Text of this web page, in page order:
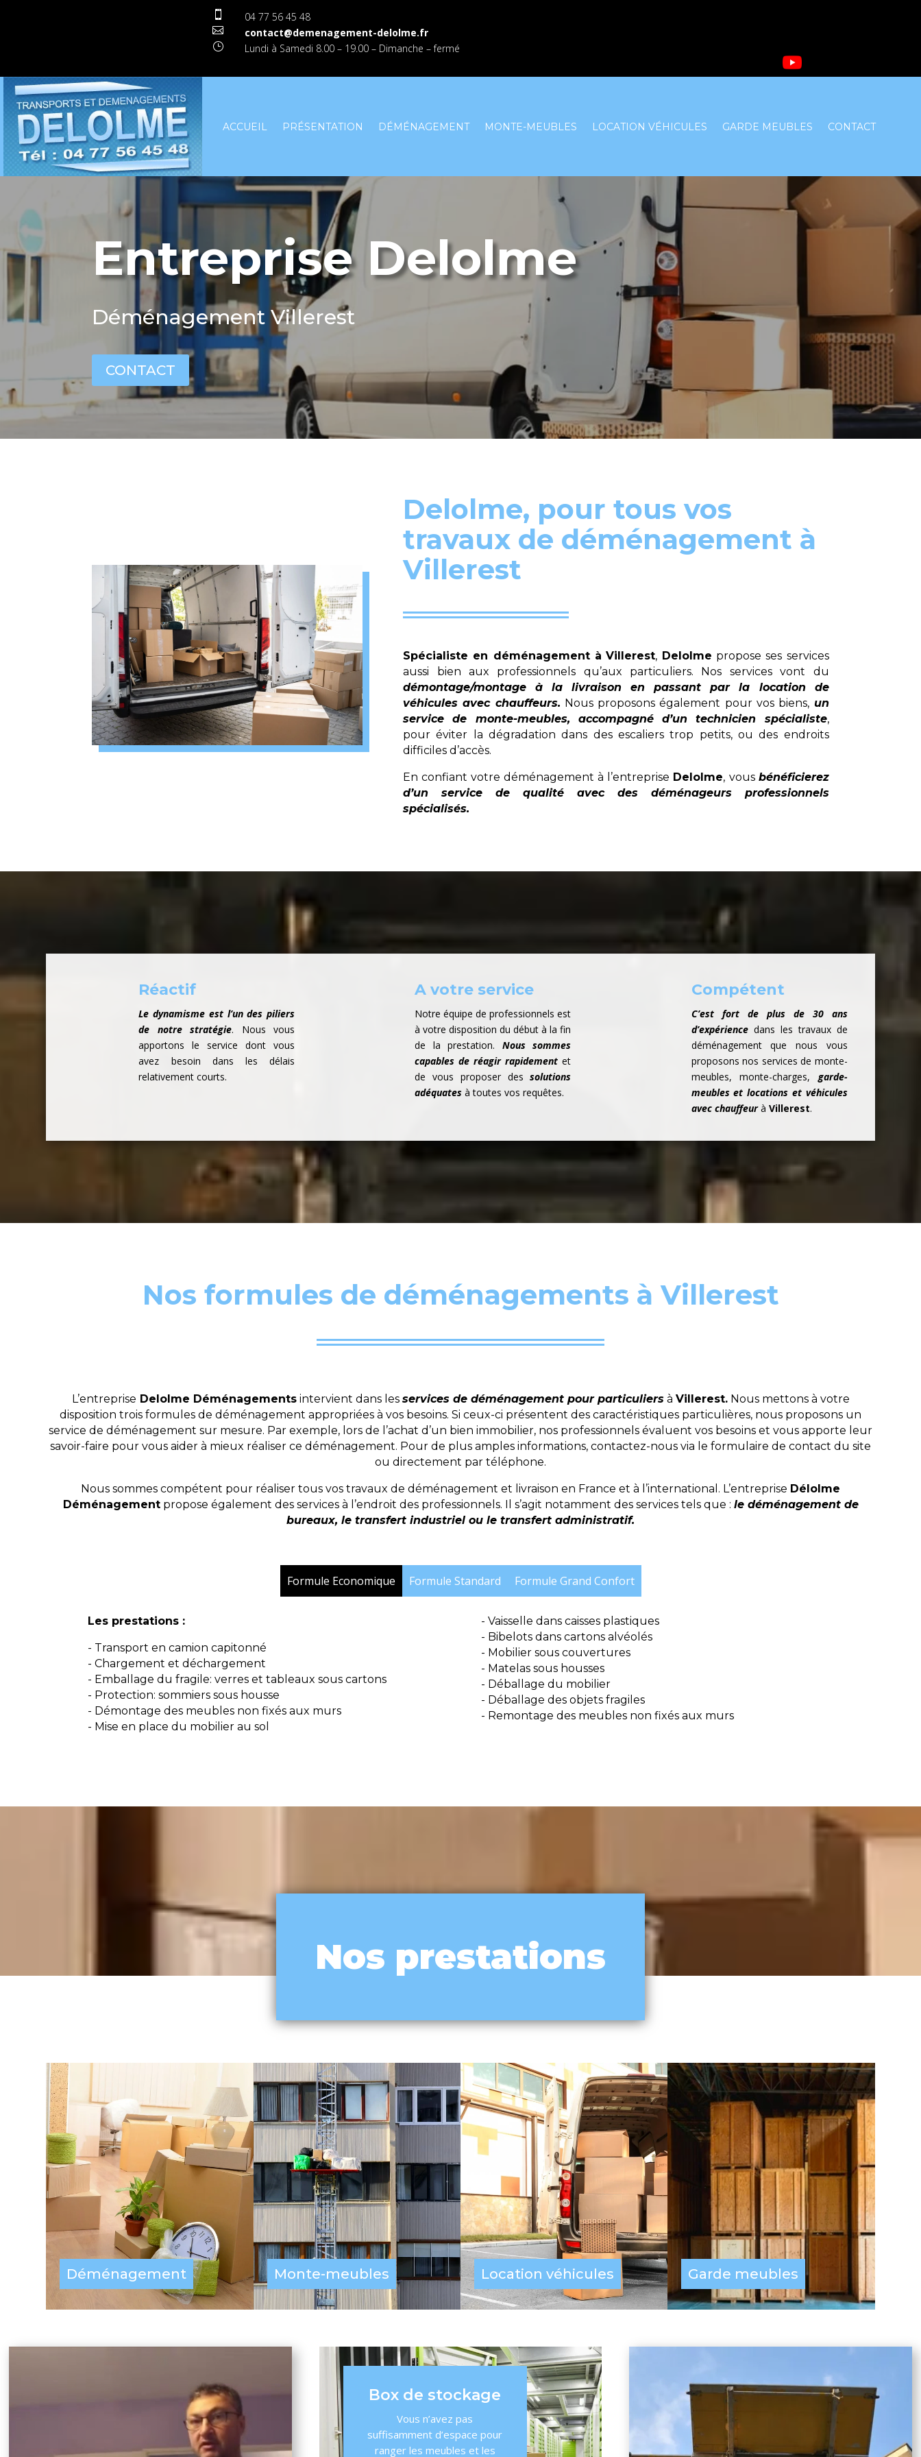
 04 77 56 45 48
 contact@demenagement-delolme.fr
} Lundi à Samedi 8.00 – 19.00 – Dimanche – fermé
ACCUEIL PRÉSENTATION DÉMÉNAGEMENT MONTE-MEUBLES LOCATION VÉHICULES GARDE MEUBLES CONTACT
Entreprise Delolme
Déménagement Villerest
CONTACT
Delolme, pour tous vos
travaux de déménagement à
Villerest
Spécialiste en déménagement à Villerest, Delolme propose ses services
aussi bien aux professionnels qu’aux particuliers. Nos services vont du
démontage/montage à la livraison en passant par la location de
véhicules avec chauffeurs. Nous proposons également pour vos biens, un
service de monte-meubles, accompagné d’un technicien spécialiste,
pour éviter la dégradation dans des escaliers trop petits, ou des endroits
difficiles d’accès.
En confiant votre déménagement à l’entreprise Delolme, vous bénéficierez
d’un service de qualité avec des déménageurs professionnels
spécialisés.
Réactif
Le dynamisme est l’un des piliers
de notre stratégie. Nous vous
apportons le service dont vous
avez besoin dans les délais
relativement courts.
A votre service
Notre équipe de professionnels est
à votre disposition du début à la fin
de la prestation. Nous sommes
capables de réagir rapidement et
de vous proposer dessolutions
adéquates à toutes vos requêtes.
Compétent
C’est fort de plus de 30 ans
d’expériencedans les travaux de
déménagement que nous vous
proposons nos services de monte-
meubles, monte-charges,garde-
meubles et locations et véhicules
avec chauffeurà Villerest.
Nos formules de déménagements à Villerest
L’entreprise Delolme Déménagementsintervient dans les services de déménagement pour particuliers à Villerest.Nous mettons à votre
disposition trois formules de déménagement appropriées à vos besoins. Si ceux-ci présentent des caractéristiques particulières, nous proposons un
service de déménagement sur mesure. Par exemple, lors de l’achat d’un bien immobilier, nos professionnels évaluent vos besoins et vous apporte leur
savoir-faire pour vous aider à mieux réaliser ce déménagement. Pour de plus amples informations, contactez-nous via le formulaire de contact du site
ou directement par téléphone.
Nous sommes compétent pour réaliser tous vos travaux de déménagement et livraison en France et à l’international. L’entreprise Délolme
Déménagementpropose également des services à l’endroit des professionnels. Il s’agit notamment des services tels que : le déménagement de
bureaux, le transfert industriel ou le transfert administratif.
Formule Economique Formule Standard Formule Grand Confort
Les prestations :
- Transport en camion capitonné
- Chargement et déchargement
- Emballage du fragile: verres et tableaux sous cartons
- Protection: sommiers sous housse
- Démontage des meubles non fixés aux murs
- Mise en place du mobilier au sol
- Vaisselle dans caisses plastiques
- Bibelots dans cartons alvéolés
- Mobilier sous couvertures
- Matelas sous housses
- Déballage du mobilier
- Déballage des objets fragiles
- Remontage des meubles non fixés aux murs
Nos prestations
Déménagement Monte-meubles Location véhicules Garde meubles
Box de stockage
Vous n’avez pas
suffisamment d’espace pour
ranger les meubles et les